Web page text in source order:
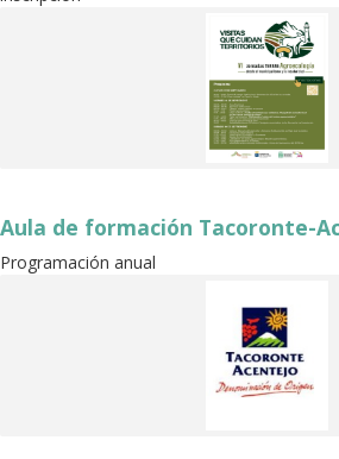
Aula de formación Tacoronte-
Programación anual